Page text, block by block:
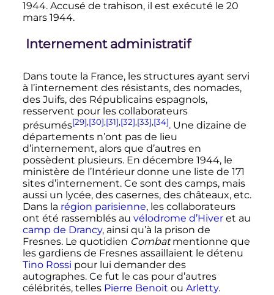
1944. Accusé de trahison, il est exécuté le 20
mars 1944.
Internement administratif
Dans toute la France, les structures ayant servi
à l’internement des résistants, des nomades,
des Juifs, des Républicains espagnols,
resservent pour les collaborateurs
présumés[29],[30],[31],[32],[33],[34]. Une dizaine de
départements n’ont pas de lieu
d’internement, alors que d’autres en
possèdent plusieurs. En décembre 1944, le
ministère de l’Intérieur donne une liste de 171
sitesd’internement. Ce sont des camps, mais
aussi un lycée, des casernes, des châteaux, etc.
Dans la région parisienne, les collaborateurs
ont été rassemblés au vélodrome d’Hiveret au
camp de Drancy, ainsi qu’à la prison de
Fresnes. Le quotidien Combatmentionne que
les gardiens de Fresnes assaillaient le détenu
Tino Rossi pour lui demander des
autographes. Ce fut le cas pour d’autres
célébrités, telles Pierre Benoit ou Arletty.